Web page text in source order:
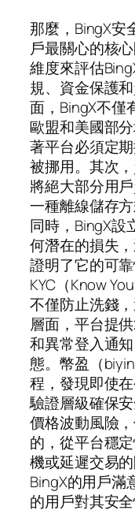
那麼，BingX安
戶最關心的核
維度來評估
規、資金保護
面，BingX不僅
歐盟和美國部
著平台必須定
被挪用。其次
將絕大部分用
一種離線儲存
同時，BingX設
何潛在的損失
證明了它的可
KYC（Know
不僅防止洗錢
層面，平台提
和異常登入通
態。幣盈（
程，發現即使
驗證層級確保
價格波動風險
的，從平台穩
機或延遲交易
BingX的用戶滿
的用戶對其安